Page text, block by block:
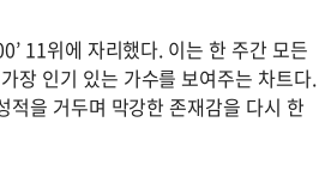
11위에 자리했다. 이는 한 주간 모든
장 인기 있는 가수를 보여주는 차트다.
적을 거두며 막강한 존재감을 다시 한